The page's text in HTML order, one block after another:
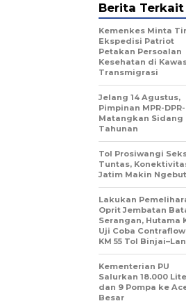
Berita Terkait
Kemenkes Minta
Ekspedisi Patriot
Petakan Persoalan
Kesehatan di
Transmigrasi
Jelang 14 Agustus,
Pimpinan MPR-
Matangkan Sidang
Tahunan
Tol Prosiwangi
Tuntas,
Jatim Makin Ngebut
Lakukan
Oprit Jembatan
Serangan, Hutama
Uji Coba
KM 55 Tol
Kementerian PU
Salurkan 18.000
dan 9 Pompa ke
Besar